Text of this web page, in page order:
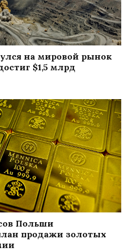
на мировой рынок
$1,5 млрд
Польши
продажи золотых